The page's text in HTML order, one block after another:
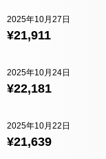
¥21,911
2025年10月27日
¥22,181
2025年10月24日
¥21,639
2025年10月22日